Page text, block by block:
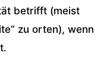
betrifft (meist
zu orten), wenn